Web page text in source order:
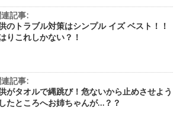
連記事:
のトラブル対策はシンプル イズ ベスト！！
りこれしかない？！
連記事:
がタオルで縄跳び！危ないから止めさせよう
たところへお姉ちゃんが…？？